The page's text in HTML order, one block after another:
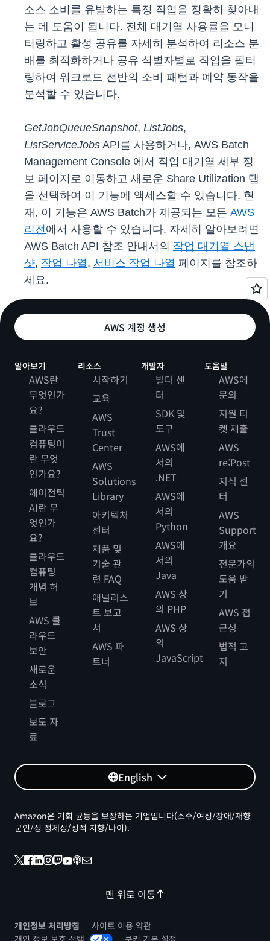
소스 소비를 유발하는 특정 작업을 정확히 찾아내
는 데 도움이 됩니다. 전체 대기열 사용률을 모니
터링하고 활성 공유를 자세히 분석하여 리소스 분
배를 최적화하거나 공유 식별자별로 작업을 필터
링하여 워크로드 전반의 소비 패턴과 예약 동작을
분석할 수 있습니다.
GetJobQueueSnapshot, ListJobs,
ListServiceJobs API를 사용하거나, AWS Batch
Management Console 에서 작업 대기열 세부 정
보 페이지로 이동하고 새로운 Share Utilization 탭
을 선택하여 이 기능에 액세스할 수 있습니다. 현
재, 이 기능은 AWS Batch가 제공되는 모든 AWS
리전에서 사용할 수 있습니다. 자세히 알아보려면
AWS Batch API 참조 안내서의 작업 대기열 스냅
샷, 작업 나열 , 서비스 작업 나열 페이지를 참조하
세요.
AWS 계정 생성
알아보기
AWS란
무엇인가
요?
클라우드
컴퓨팅이
란 무엇
인가요?
에이전틱
AI란 무
엇인가
요?
클라우드
컴퓨팅
개념 허
브
AWS 클
라우드
보안
새로운
소식
블로그
보도 자
료
리소스
시작하기
교육
AWS
Trust
Center
AWS
Solutions
Library
아키텍처
센터
제품 및
기술 관
련 FAQ
애널리스
트 보고
서
AWS 파
트너
개발자
빌더 센
터
SDK 및
도구
AWS에
서의
.NET
AWS에
서의
Python
AWS에
서의
Java
AWS 상
의 PHP
AWS 상
의
JavaScript
도움말
AWS에
문의
지원 티
켓 제출
AWS
re:Post
지식 센
터
AWS
Support
개요
전문가의
도움 받
기
AWS 접
근성
법적 고
지
English
맨 위로 이동
Amazon은 기회 균등을 보장하는 기업입니다(소수/여성/장애/재향
군인/성 정체성/성적 지향/나이).
개인정보 처리방침
사이트 이용 약관